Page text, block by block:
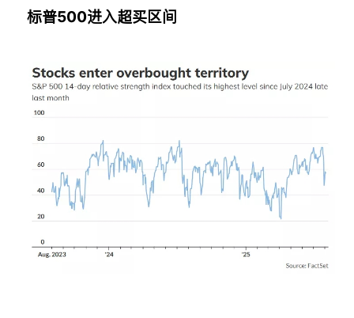
标普500进入超买区间